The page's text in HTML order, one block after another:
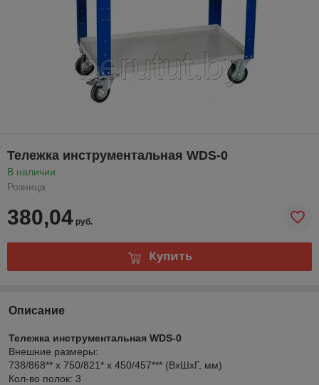
Тележка инструментальная WDS-0
В наличии
Розница
380,04 руб.
Купить
Описание
Тележка инструментальная WDS-0
Внешние размеры:
738/868** x 750/821* x 450/457*** (ВхШхГ, мм)
Кол-во полок: 3